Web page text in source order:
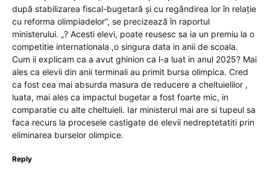
după stabilizarea fiscal-bugetară și cu regândirea lor în relație
cu reforma olimpiadelor”, se precizează în raportul
ministerului. „? Acesti elevi, poate reusesc sa ia un premiu la o
competitie internationala ,o singura data in anii de scoala.
Cum ii explicam ca a avut ghinion ca l-a luat in anul 2025? Mai
ales ca elevii din anii terminali au primit bursa olimpica. Cred
ca fost cea mai absurda masura de reducere a cheltuielilor ,
luata, mai ales ca impactul bugetar a fost foarte mic, in
comparatie cu alte cheltuieli. Iar ministerul mai are si tupeul sa
faca recurs la procesele castigate de elevii nedreptetatiti prin
eliminarea burselor olimpice.
Reply